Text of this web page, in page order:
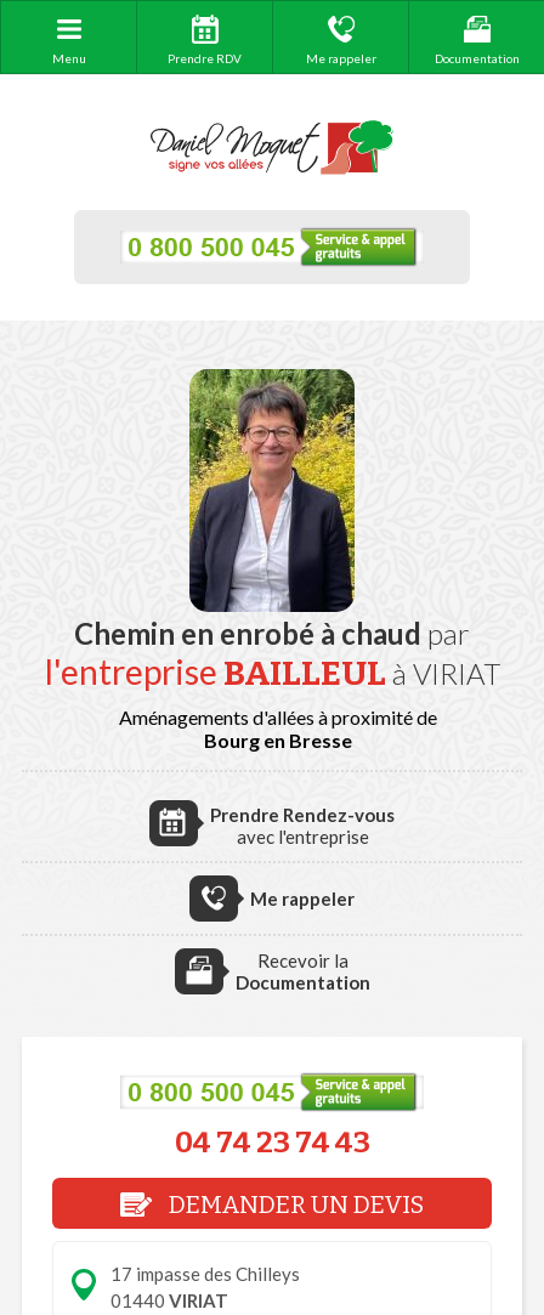
Menu Prendre RDV Me rappeler Documentation
Chemin en enrobé à chaud par
l'entreprise BAILLEUL à VIRIAT
Aménagements d'allées à proximité de
Bourg en Bresse
Prendre Rendez-vous
avec l'entreprise
Me rappeler
Recevoir la
Documentation
04 74 23 74 43
DEMANDER UN DEVIS
17 impasse des Chilleys
01440 VIRIAT